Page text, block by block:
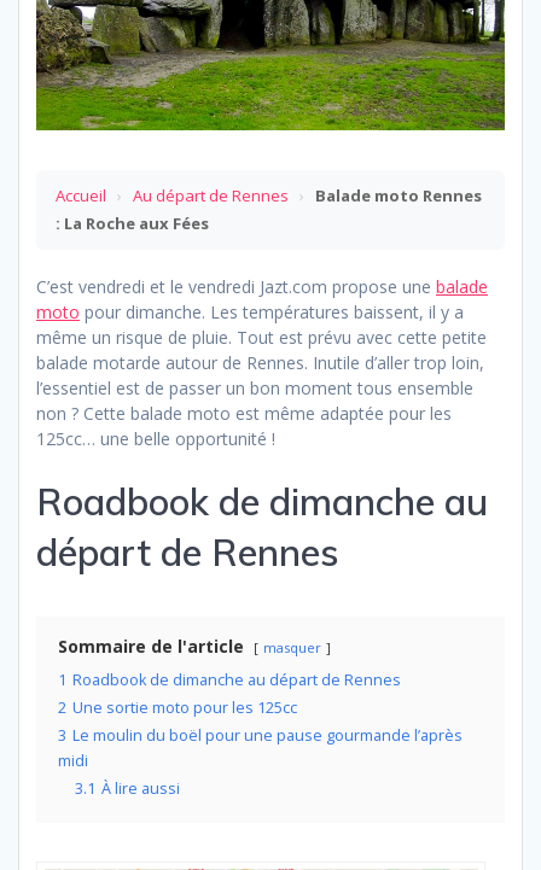
Accueil › Au départ de Rennes ›
Balade moto Rennes
: La Roche aux Fées
C’est vendredi et le vendredi Jazt.com propose une balade
moto pour dimanche. Les températures baissent, il y a
même un risque de pluie. Tout est prévu avec cette petite
balade motarde autour de Rennes. Inutile d’aller trop loin,
l’essentiel est de passer un bon moment tous ensemble
non ? Cette balade moto est même adaptée pour les
125cc… une belle opportunité !
Roadbook de dimanche au
départ de Rennes
Sommaire de l'article masquer
1 Roadbook de dimanche au départ de Rennes
2 Une sortie moto pour les 125cc
3 Le moulin du boël pour une pause gourmande l’après
midi
3.1 À lire aussi